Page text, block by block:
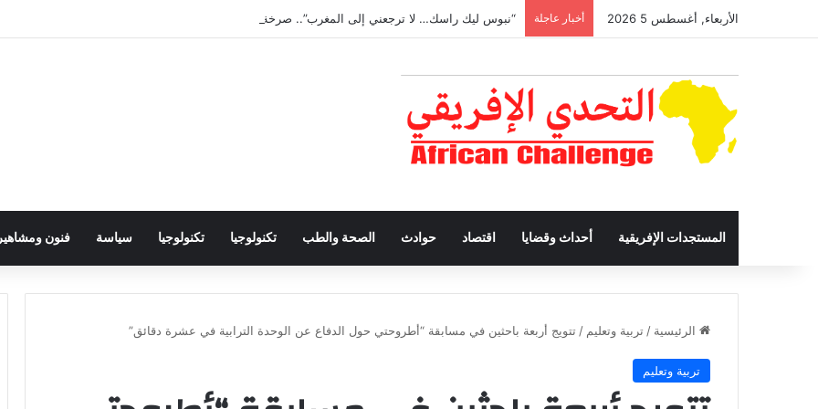
الأربعاء, أغسطس 5 2026 أخبار عاجلة “نبوس ليك راسك… لا ترجعني إلى المغرب”.. صرخة طفل تهز الضمير
المستجدات الإفريقية أحداث وقضايا اقتصاد حوادث الصحة والطب تكنولوجيا تكنولوجيا سياسة فنون ومشاهير
الرئيسية / تربية وتعليم / تتويج أربعة باحثين في مسابقة “أطروحتي حول الدفاع عن الوحدة الترابية في عشرة دقائق”
تربية وتعليم